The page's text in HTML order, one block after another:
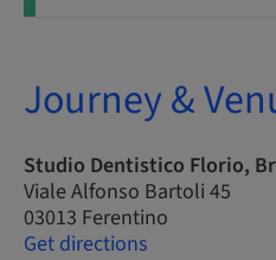
Journey &
Studio Dentistico Florio,
Viale Alfonso Bartoli 45
03013 Ferentino
Get directions